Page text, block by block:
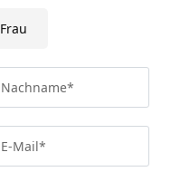
Frau
Nachname*
E-Mail*